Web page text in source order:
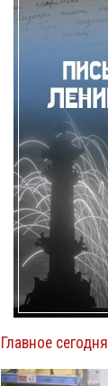
Главное сегодня